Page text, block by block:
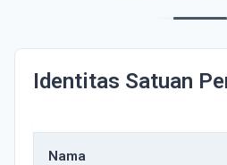
Identitas Satuan
Nama